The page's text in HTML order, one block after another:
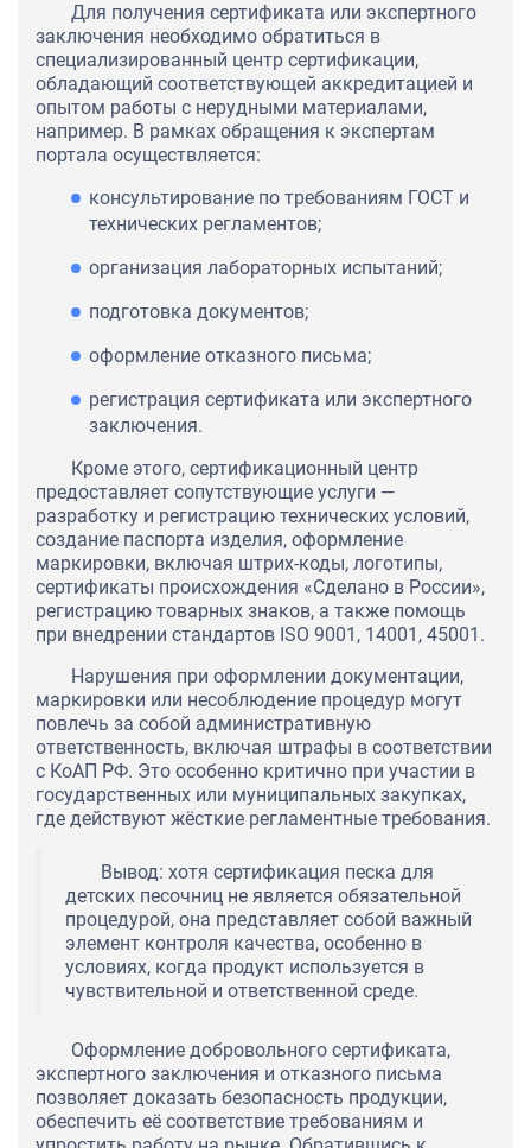
Для получения сертификата или экспертного
заключения необходимо обратиться в
специализированный центр сертификации,
обладающий соответствующей аккредитацией и
опытом работы с нерудными материалами,
например. В рамках обращения к экспертам
портала осуществляется:
консультирование по требованиям ГОСТ и
технических регламентов;
организация лабораторных испытаний;
подготовка документов;
оформление отказного письма;
регистрация сертификата или экспертного
заключения.
Кроме этого, сертификационный центр
предоставляет сопутствующие услуги —
разработку и регистрацию технических условий,
создание паспорта изделия, оформление
маркировки, включая штрих-коды, логотипы,
сертификаты происхождения «Сделано в России»,
регистрацию товарных знаков, а также помощь
при внедрении стандартов ISO 9001, 14001, 45001.
Нарушения при оформлении документации,
маркировки или несоблюдение процедур могут
повлечь за собой административную
ответственность, включая штрафы в соответствии
с КоАП РФ. Это особенно критично при участии в
государственных или муниципальных закупках,
где действуют жёсткие регламентные требования.
Вывод: хотя сертификация песка для
детских песочниц не является обязательной
процедурой, она представляет собой важный
элемент контроля качества, особенно в
условиях, когда продукт используется в
чувствительной и ответственной среде.
Оформление добровольного сертификата,
экспертного заключения и отказного письма
позволяет доказать безопасность продукции,
обеспечить её соответствие требованиям и